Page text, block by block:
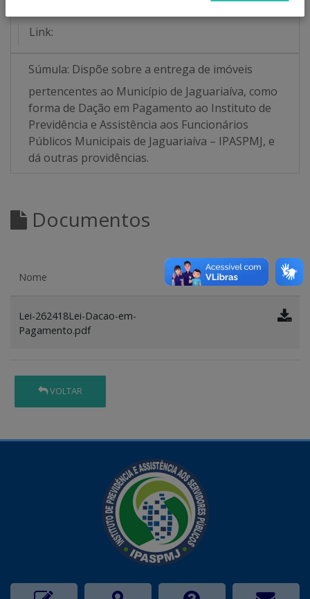
Link:
Súmula: Dispõe sobre a entrega de imóveis
pertencentes ao Município de Jaguariaíva, como
forma de Dação em Pagamento ao Instituto de
Previdência e Assistência aos Funcionários
Públicos Municipais de Jaguariaíva – IPASPMJ, e
dá outras providências.
Documentos
Nome
Checksum
Lei-262418Lei-Dacao-em-
Pagamento.pdf
VOLTAR